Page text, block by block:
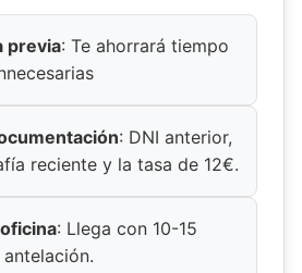
previa: Te ahorrará tiempo
: DNI anterior,
reciente y la tasa de 12€.
: Llega con 10-15